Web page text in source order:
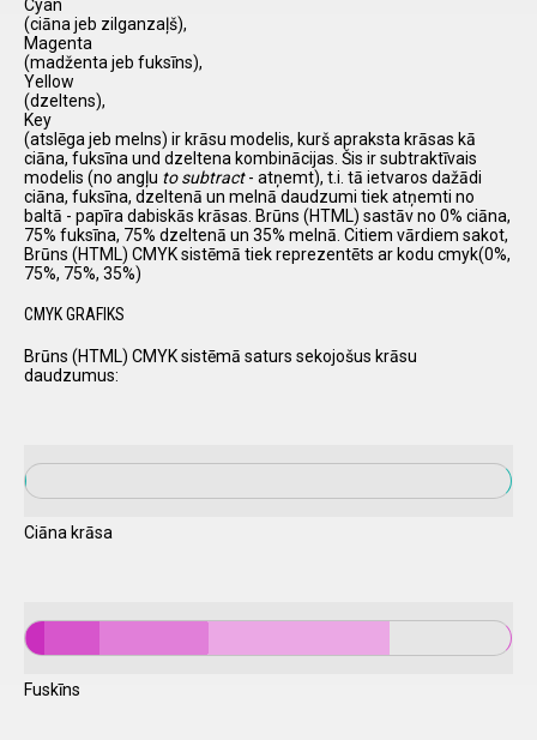
Cyan
(ciāna jeb zilganzaļš),
Magenta
(madženta jeb fuksīns),
Yellow
(dzeltens),
Key
(atslēga jeb melns) ir krāsu modelis, kurš apraksta krāsas kā
ciāna, fuksīna und dzeltena kombinācijas. Šis ir subtraktīvais
modelis (no angļu to subtract- atņemt), t.i. tā ietvaros dažādi
ciāna, fuksīna, dzeltenā un melnā daudzumi tiek atņemti no
baltā - papīra dabiskās krāsas. Brūns (HTML) sastāv no 0% ciāna,
75% fuksīna, 75% dzeltenā un 35% melnā. Citiem vārdiem sakot,
Brūns (HTML) CMYK sistēmā tiek reprezentēts ar kodu cmyk(0%,
75%, 75%, 35%)
CMYK GRAFIKS
Brūns (HTML) CMYK sistēmā saturs sekojošus krāsu
daudzumus:
Ciāna krāsa
Fuskīns